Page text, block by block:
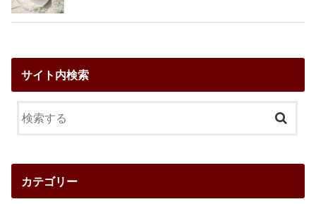
サイト内検索
カテゴリー